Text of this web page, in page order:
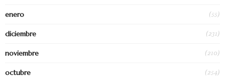
enero (55)
diciembre (231)
noviembre (210)
octubre (254)